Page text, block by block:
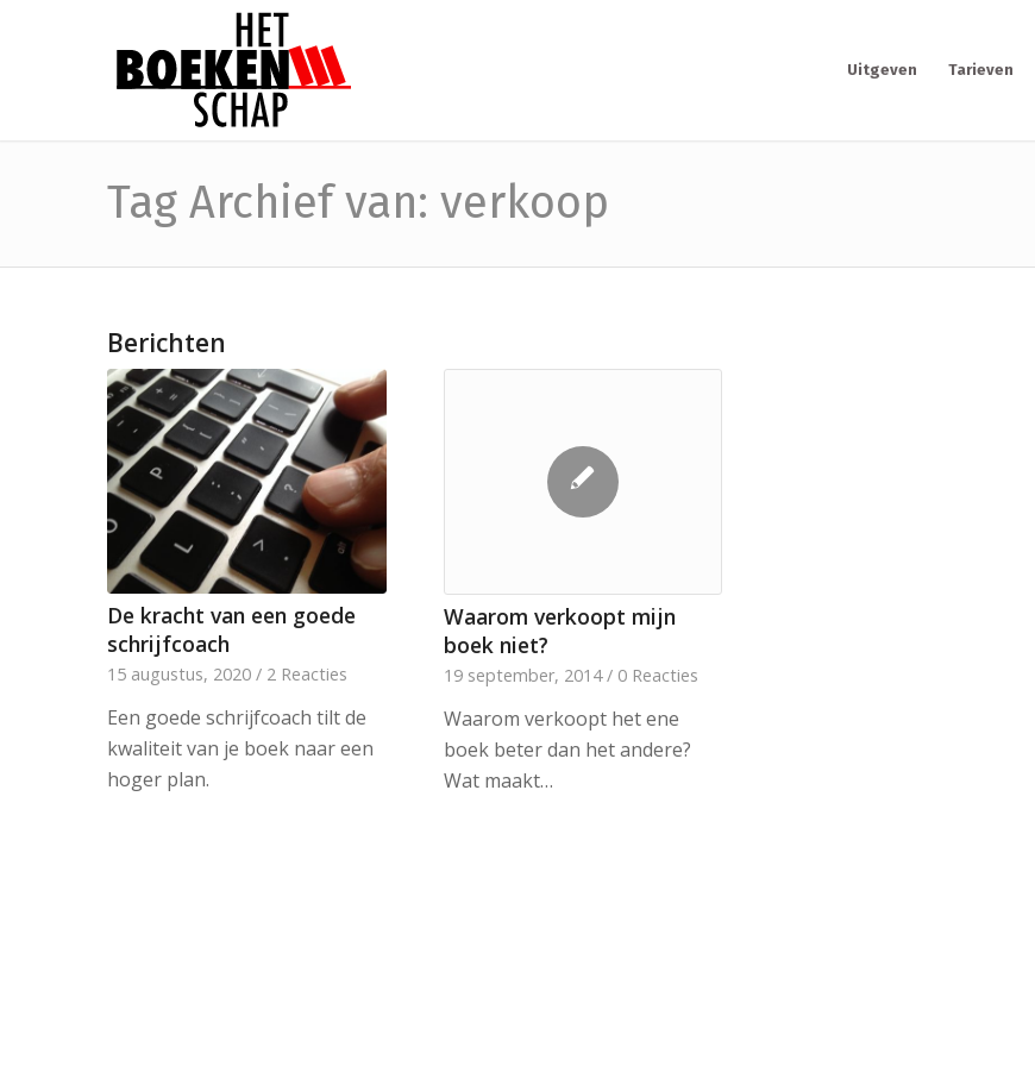
Uitgeven Tarieven
Tag Archief van: verkoop
Berichten
De kracht van een goede
schrijfcoach
15 augustus, 2020 / 2 Reacties
Een goede schrijfcoach tilt de
kwaliteit van je boek naar een
hoger plan.
Waarom verkoopt mijn
boek niet?
19 september, 2014 / 0 Reacties
Waarom verkoopt het ene
boek beter dan het andere?
Wat maakt…